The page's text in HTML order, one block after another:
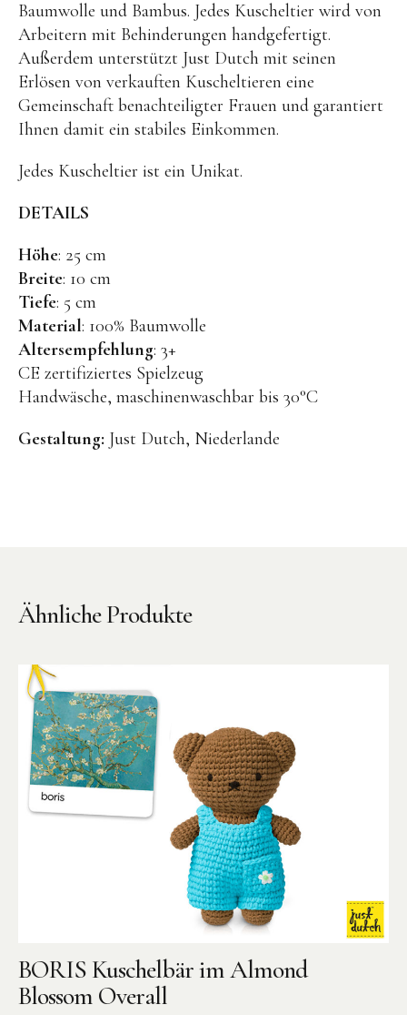
OYOY living Spielzeug
Kraul Spielzeug
Wilesco Dampfmaschinen
Konges Sløjd Spielzeug
Baumwolle und Bambus. Jedes Kuscheltier wird von
Arbeitern mit Behinderungen handgefertigt.
Außerdem unterstützt Just Dutch mit seinen
Erlösen von verkauften Kuscheltieren eine
Gemeinschaft benachteiligter Frauen und garantiert
Ihnen damit ein stabiles Einkommen.
Jedes Kuscheltier ist ein Unikat.
DETAILS
Höhe: 25 cm
Breite: 10 cm
Tiefe: 5 cm
Material: 100% Baumwolle
Altersempfehlung: 3+
CE zertifiziertes Spielzeug
Handwäsche, maschinenwaschbar bis 30°C
Gestaltung: Just Dutch, Niederlande
Ähnliche Produkte
BORIS Kuschelbär im Almond
Blossom Overall